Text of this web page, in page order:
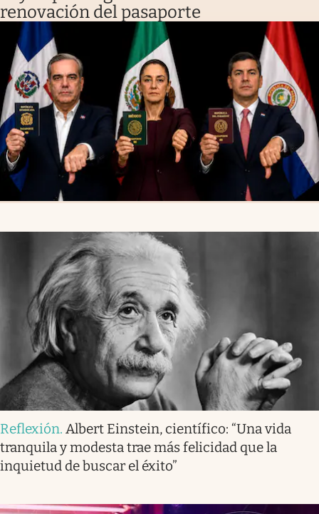
renovación del pasaporte
Reflexión. Albert Einstein, científico: “Una vida
tranquila y modesta trae más felicidad que la
inquietud de buscar el éxito”